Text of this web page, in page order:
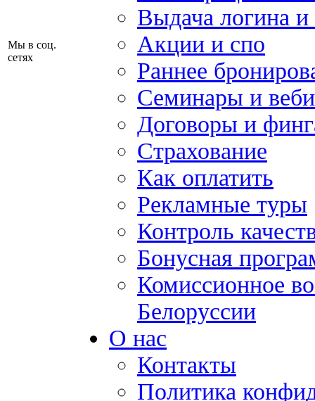
Мы в соц.
сетях
Выдача логина и
Акции и спо
Раннее
Семинары и
Договоры и
Страхование
Как оплатить
Рекламные туры
Контроль
Бонусная
Комиссионное
Белоруссии
О нас
Контакты
Политика